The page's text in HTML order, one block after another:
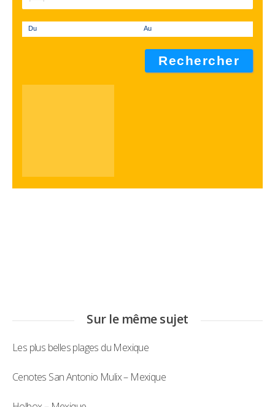
Du Au
Sur le même sujet
Les plus belles plages du Mexique
Cenotes San Antonio Mulix – Mexique